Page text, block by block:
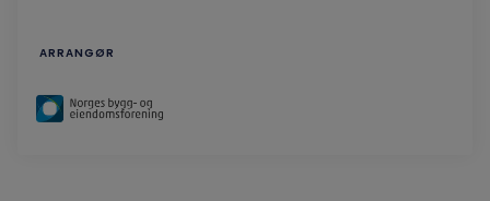
ARRANGØR